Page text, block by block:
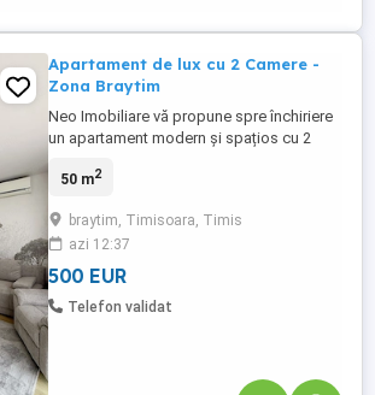
Apartament de lux cu 2 Camere -
Zona Braytim
Neo Imobiliare vă propune spre închiriere
un apartament modern și spațios cu 2
o suprafață utilă de 50 mp, la care se
proprietatea este finisată și amenajată la
cele mai înalte standarde (nivel Lux),
oferind un confort ...
50 m2
braytim, Timisoara, Timis
azi 12:37
500 EUR
Telefon validat